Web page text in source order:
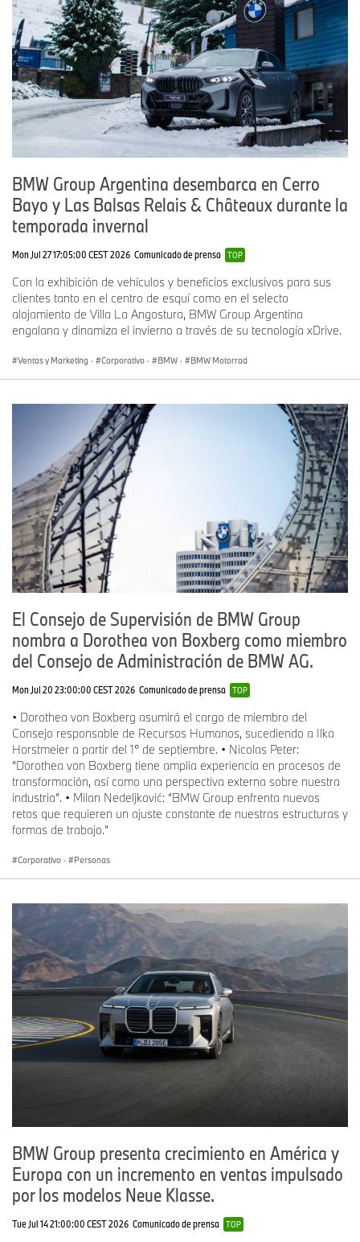
BMW Group Argentina desembarca en Cerro
Bayo y Las Balsas Relais & Châteaux durante la
temporada invernal
Mon Jul 27 17:05:00 CEST 2026 Comunicado de prensa TOP
Con la exhibición de vehículos y beneficios exclusivos para sus
clientes tanto en el centro de esquí como en el selecto
alojamiento de Villa La Angostura, BMW Group Argentina
engalana y dinamiza el invierno a través de su tecnología xDrive.
Ventas y Marketing · Corporativo · BMW · BMW Motorrad
El Consejo de Supervisión de BMW Group
nombra a Dorothea von Boxberg como miembro
del Consejo de Administración de BMW AG.
Mon Jul 20 23:00:00 CEST 2026 Comunicado de prensa TOP
• Dorothea von Boxberg asumirá el cargo de miembro del
Consejo responsable de Recursos Humanos, sucediendo a Ilka
Horstmeier a partir del 1° de septiembre. • Nicolas Peter:
“Dorothea von Boxberg tiene amplia experiencia en procesos de
transformación, así como una perspectiva externa sobre nuestra
industria”. • Milan Nedeljković: “BMW Group enfrenta nuevos
retos que requieren un ajuste constante de nuestras estructuras y
formas de trabajo.”
Corporativo · Personas
BMW Group presenta crecimiento en América y
Europa con un incremento en ventas impulsado
por los modelos Neue Klasse.
Tue Jul 14 21:00:00 CEST 2026 Comunicado de prensa TOP